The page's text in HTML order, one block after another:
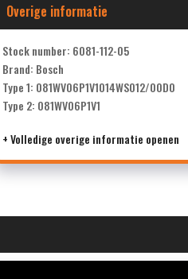
Overige informatie
Stock number: 6081-112-05
Brand: Bosch
Type 1: 081WV06P1V1014WS012/00D0
Type 2: 081WV06P1V1
+ Volledige overige informatie openen